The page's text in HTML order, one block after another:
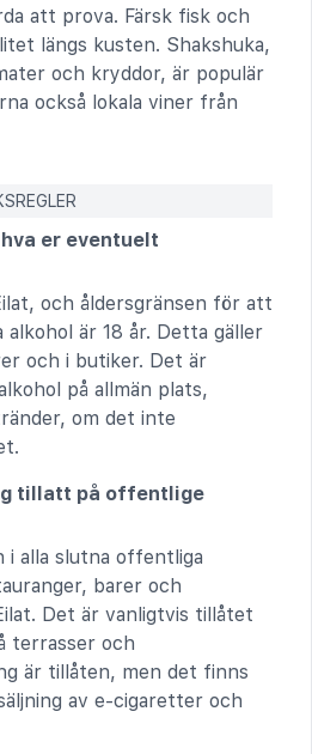
att prova. Färsk fisk och
längs kusten. Shakshuka,
och kryddor, är populär
också lokala viner från
er eventuelt
och åldersgränsen för att
alkohol är 18 år. Detta gäller
och i butiker. Det är
på allmän plats,
om det inte
tillatt på offentlige
i alla slutna offentliga
barer och
Det är vanligtvis tillåtet
terrasser och
är tillåten, men det finns
av e-cigaretter och